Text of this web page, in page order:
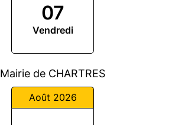
07
Vendredi
Mairie de CHARTRES
Août 2026